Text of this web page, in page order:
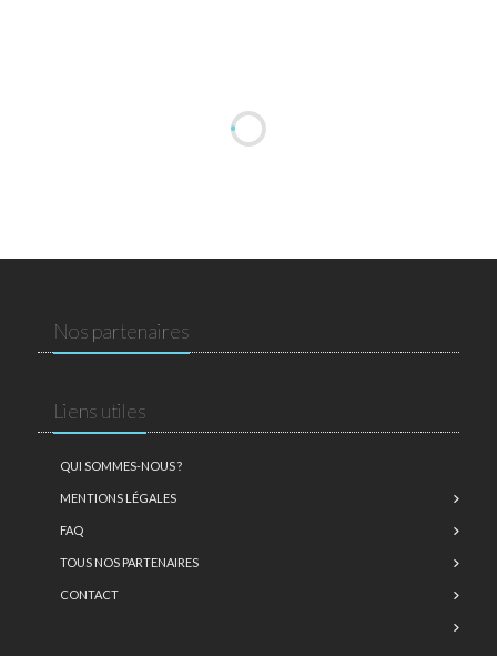
Nos partenaires
Liens utiles
QUI SOMMES-NOUS ?
MENTIONS LÉGALES
FAQ
TOUS NOS PARTENAIRES
CONTACT